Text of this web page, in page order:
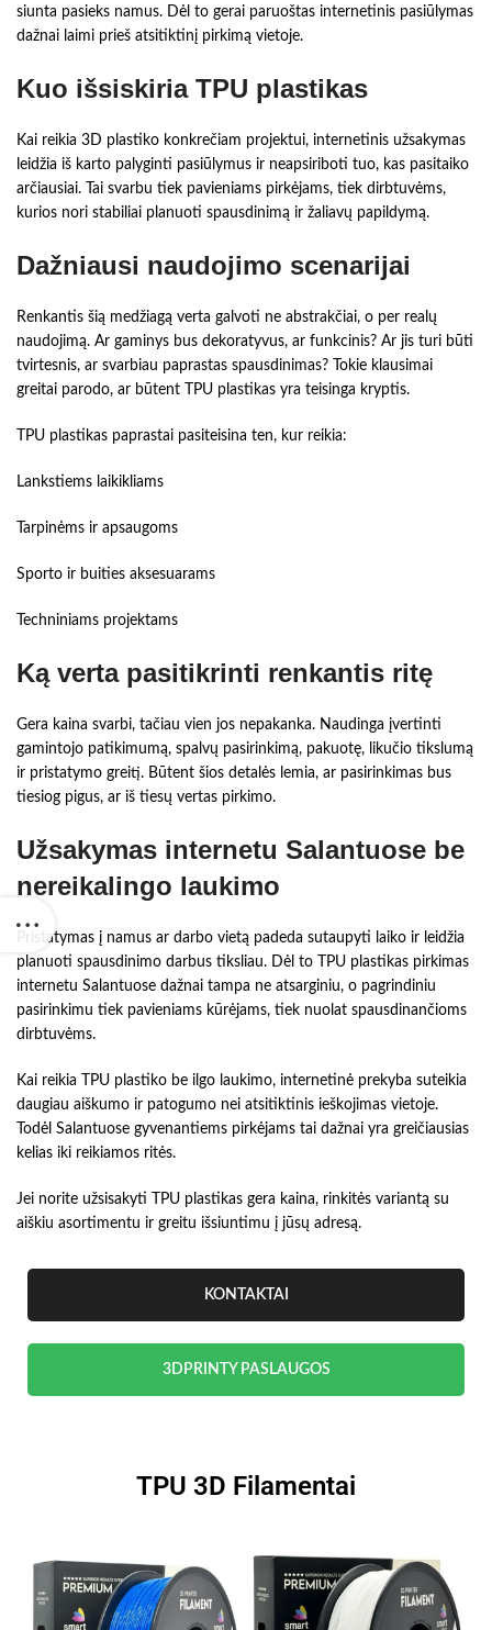
siunta pasieks namus. Dėl to gerai paruoštas internetinis pasiūlymas
dažnai laimi prieš atsitiktinį pirkimą vietoje.
Kuo išsiskiria TPU plastikas
Kai reikia 3D plastiko konkrečiam projektui, internetinis užsakymas
leidžia iš karto palyginti pasiūlymus ir neapsiriboti tuo, kas pasitaiko
arčiausiai. Tai svarbu tiek pavieniams pirkėjams, tiek dirbtuvėms,
kurios nori stabiliai planuoti spausdinimą ir žaliavų papildymą.
Dažniausi naudojimo scenarijai
Renkantis šią medžiagą verta galvoti ne abstrakčiai, o per realų
naudojimą. Ar gaminys bus dekoratyvus, ar funkcinis? Ar jis turi būti
tvirtesnis, ar svarbiau paprastas spausdinimas? Tokie klausimai
greitai parodo, ar būtent TPU plastikas yra teisinga kryptis.
TPU plastikas paprastai pasiteisina ten, kur reikia:
Lankstiems laikikliams
Tarpinėms ir apsaugoms
Sporto ir buities aksesuarams
Techniniams projektams
Ką verta pasitikrinti renkantis ritę
Gera kaina svarbi, tačiau vien jos nepakanka. Naudinga įvertinti
gamintojo patikimumą, spalvų pasirinkimą, pakuotę, likučio tikslumą
ir pristatymo greitį. Būtent šios detalės lemia, ar pasirinkimas bus
tiesiog pigus, ar iš tiesų vertas pirkimo.
Užsakymas internetu Salantuose be
nereikalingo laukimo
Pristatymas į namus ar darbo vietą padeda sutaupyti laiko ir leidžia
planuoti spausdinimo darbus tiksliau. Dėl to TPU plastikas pirkimas
internetu Salantuose dažnai tampa ne atsarginiu, o pagrindiniu
pasirinkimu tiek pavieniams kūrėjams, tiek nuolat spausdinančioms
dirbtuvėms.
Kai reikia TPU plastiko be ilgo laukimo, internetinė prekyba suteikia
daugiau aiškumo ir patogumo nei atsitiktinis ieškojimas vietoje.
Todėl Salantuose gyvenantiems pirkėjams tai dažnai yra greičiausias
kelias iki reikiamos ritės.
Jei norite užsisakyti TPU plastikas gera kaina, rinkitės variantą su
aiškiu asortimentu ir greitu išsiuntimu į jūsų adresą.
KONTAKTAI
3DPRINTY PASLAUGOS
TPU 3D Filamentai